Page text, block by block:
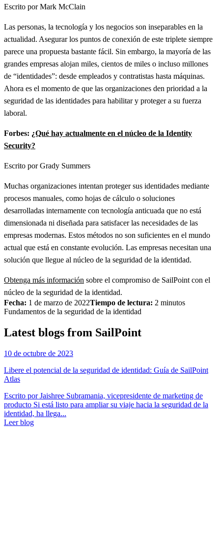
Escrito por Mark McClain
Las personas, la tecnología y los negocios son inseparables en la
actualidad. Asegurar los puntos de conexión de este triplete siempre
parece una propuesta bastante fácil. Sin embargo, la mayoría de las
grandes empresas alojan miles, cientos de miles o incluso millones
de “identidades”: desde empleados y contratistas hasta máquinas.
Ahora es el momento de que las organizaciones den prioridad a la
seguridad de las identidades para habilitar y proteger a su fuerza
laboral.
Forbes: ¿Qué hay actualmente en el núcleo de la Identity
Security?
Escrito por Grady Summers
Muchas organizaciones intentan proteger sus identidades mediante
procesos manuales, como hojas de cálculo o soluciones
desarrolladas internamente con tecnología anticuada que no está
dimensionada ni diseñada para satisfacer las necesidades de las
empresas modernas. Estos métodos no son suficientes en el mundo
actual que está en constante evolución. Las empresas necesitan una
solución que llegue al núcleo de la seguridad de la identidad.
Obtenga más información sobre el compromiso de SailPoint con el
núcleo de la seguridad de la identidad.
Fecha: 1 de marzo de 2022Tiempo de lectura: 2 minutos
Fundamentos de la seguridad de la identidad
Latest blogs from SailPoint
10 de octubre de 2023
Libere el potencial de la seguridad de identidad: Guía de SailPoint
Atlas
Escrito por Jaishree Subramania, vicepresidente de marketing de
producto Si está listo para ampliar su viaje hacia la seguridad de la
identidad, ha llega...
Leer blog